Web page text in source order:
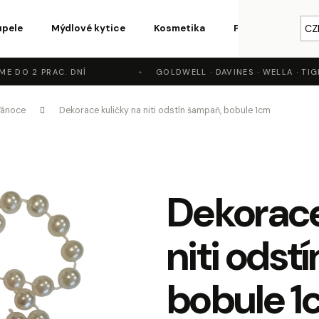
Mýdlové kytice Kosmetika Parfémy a vůně
DO 2 PRAC. DNÍ GOLDWELL · DAVINES · WELLA · TIGI
Dekorace kuličky na niti odstín šampaň, bobule 1cm
niti
bobule
potřebujete najít?
Doporučujeme